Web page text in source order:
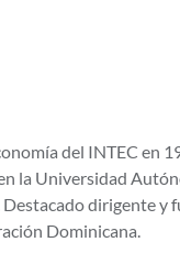
del INTEC en
la Universidad
dirigente y
Dominicana.